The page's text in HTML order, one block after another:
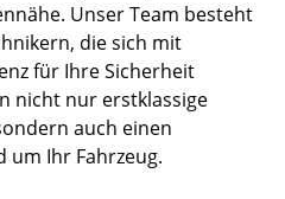
Unser Team besteht
die sich mit
für Ihre Sicherheit
nicht nur erstklassige
auch einen
um Ihr Fahrzeug.